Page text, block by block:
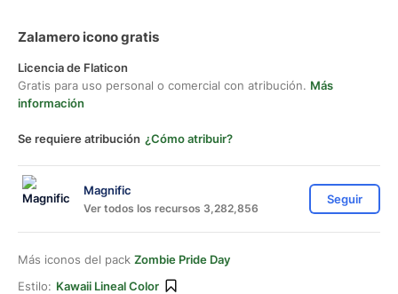
Zalamero icono gratis
Licencia de Flaticon
Gratis para uso personal o comercial con atribución. Más
información
Se requiere atribución ¿Cómo atribuir?
Magnific
Ver todos los recursos 3,282,856
Seguir
Más iconos del pack Zombie Pride Day
Estilo: Kawaii Lineal Color